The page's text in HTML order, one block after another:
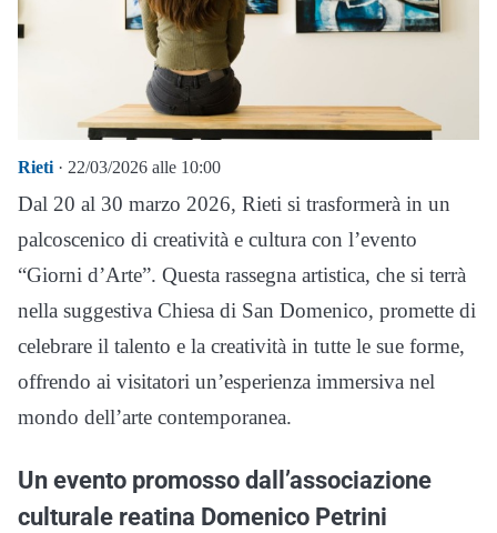
Rieti · 22/03/2026 alle 10:00
Dal 20 al 30 marzo 2026, Rieti si trasformerà in un
palcoscenico di creatività e cultura con l’evento
“Giorni d’Arte”. Questa rassegna artistica, che si terrà
nella suggestiva Chiesa di San Domenico, promette di
celebrare il talento e la creatività in tutte le sue forme,
offrendo ai visitatori un’esperienza immersiva nel
mondo dell’arte contemporanea.
Un evento promosso dall’associazione
culturale reatina Domenico Petrini